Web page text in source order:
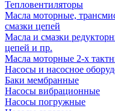
Тепловентиляторы
Масла моторные,
смазки цепей
Масла и смазки
цепей и пр.
Масла моторные 2-х
Насосы и насосное
Баки мембранные
Насосы вибрационные
Насосы погружные